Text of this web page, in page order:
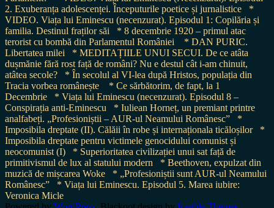
2. Exuberanța adolescenței. Începuturile poetice și jurnalistice
*
VIDEO. Viața lui Eminescu (necenzurat). Episodul 1: Copilăria și
familia. Destinul fraților săi
* 8 decembrie 1920 – primul atac
terorist cu bombă din Parlamentul României
* DAN PURIC.
Libertatea milei
* MEDITAȚIILE UNUI SECUI. De ce atâta
dușmănie fără rost față de români? Nu e destul cât i-am chinuit,
atâtea secole?
* În secolul al VI-lea după Hristos, populația din
Tracia vorbea românește
* Ce sărbătorim, de fapt, la 1
Decembrie
* Viața lui Eminescu (necenzurat). Episodul 8 –
Conspirația anti-Eminescu
* Iuliean Horneț, un premiant printre
analfabeți. „Profesioniștii – AUR-ul Neamului Românesc”
*
Imposibila dreptate (II). Călăii în robe și internaționala ticăloșilor
*
Imposibila dreptate pentru victimele genocidului comunist și
neocomunist (I)
* Superioritatea civilizației unui sat față de
primitivismul de lux al statului modern
* Beethoven, expulzat din
muzică de mișcarea Woke
* „Profesioniștii sunt AUR-ul Neamului
Românesc”
* Viața lui Eminescu. Episodul 5. Marea iubire:
Veronica Micle